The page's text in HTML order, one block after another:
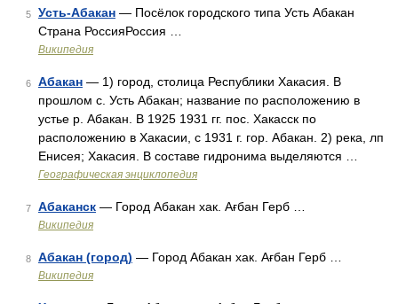
5 Усть-Абакан — Посёлок городского типа Усть Абакан
Страна РоссияРоссия …
Википедия
6 Абакан — 1) город, столица Республики Хакасия. В
прошлом с. Усть Абакан; название по расположению в
устье р. Абакан. В 1925 1931 гг. пос. Хакасск по
расположению в Хакасии, с 1931 г. гор. Абакан. 2) река, лп
Енисея; Хакасия. В составе гидронима выделяются …
Географическая энциклопедия
7 Абаканск — Город Абакан хак. Ағбан Герб …
Википедия
8 Абакан (город) — Город Абакан хак. Ағбан Герб …
Википедия